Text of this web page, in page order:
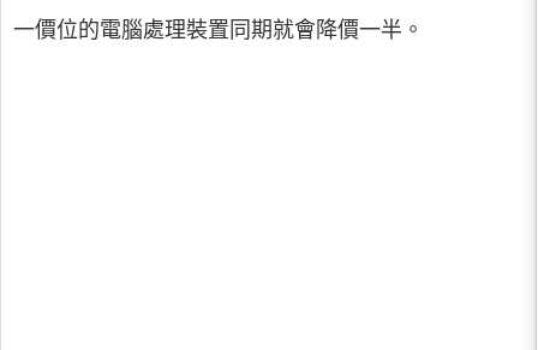
一價位的電腦處理裝置同期就會降價一半。